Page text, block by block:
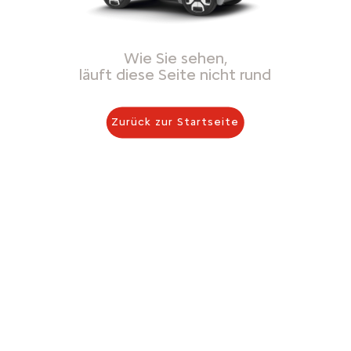
Wie Sie sehen,
läuft diese Seite nicht rund
Zurück zur Startseite